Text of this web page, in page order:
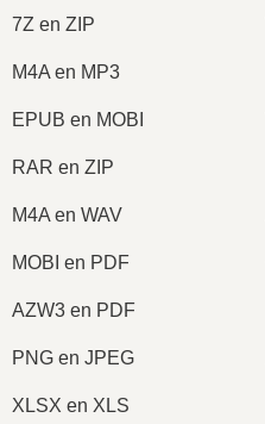
7Z en ZIP
M4A en MP3
EPUB en MOBI
RAR en ZIP
M4A en WAV
MOBI en PDF
AZW3 en PDF
PNG en JPEG
XLSX en XLS